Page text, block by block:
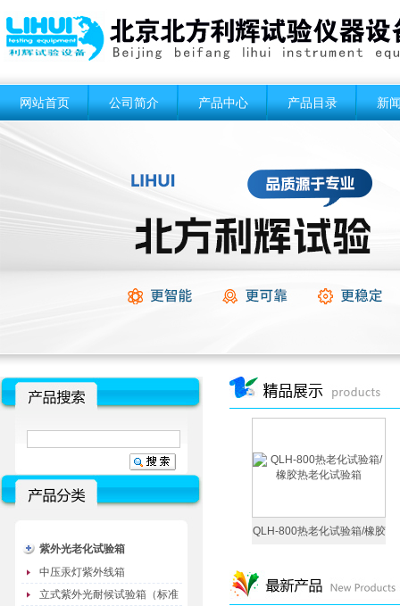
网站首页 公司简介 产品中心 产品目录 新
紫外光老化试验箱
中压汞灯紫外线箱
立式紫外光耐候试验箱（标准
老化试验箱
QLH-800热老化试验箱/橡胶